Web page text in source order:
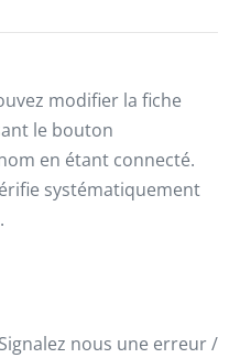
modifier la fiche
le bouton
en étant connecté.
systématiquement
nous une erreur /